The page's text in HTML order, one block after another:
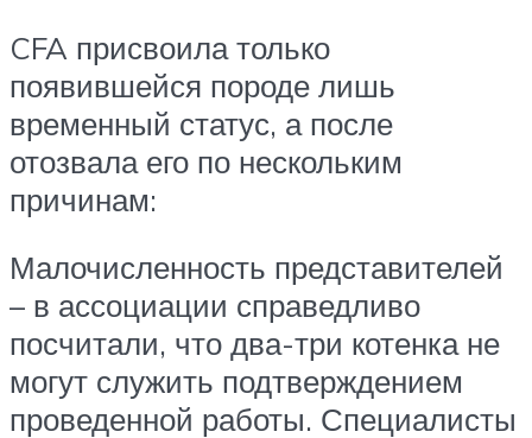
CFA присвоила только
появившейся породе лишь
временный статус, а после
отозвала его по нескольким
причинам:
Малочисленность представителей
– в ассоциации справедливо
посчитали, что два-три котенка не
могут служить подтверждением
проведенной работы. Специалисты